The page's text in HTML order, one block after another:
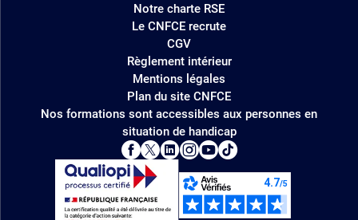
Notre charte RSE
Le CNFCE recrute
CGV
Règlement intérieur
Mentions légales
Plan du site CNFCE
Nos formations sont accessibles aux personnes en
situation de handicap